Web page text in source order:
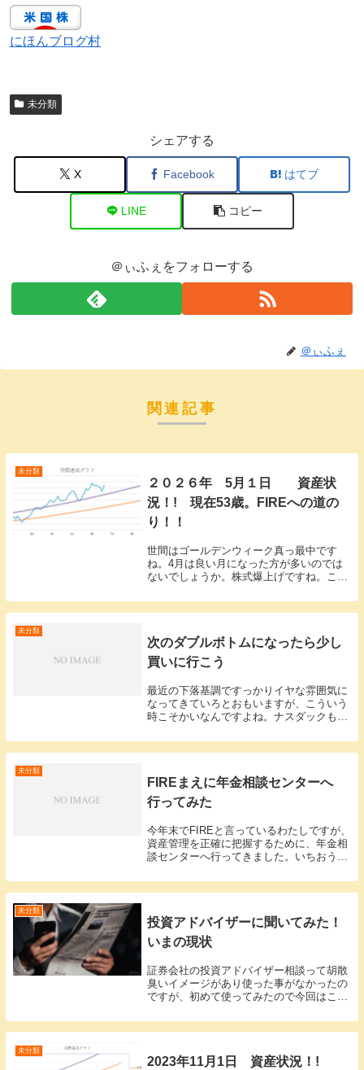
にほんブログ村
未分類
シェアする
X Facebook はてブ
LINE コピー
＠ぃふぇをフォローする
＠ぃふぇ
関連記事
未分類
２０２６年 5月１日 資産状
況！! 現在53歳。FIREへの道の
り！！
世間はゴールデンウィーク真っ最中です
ね。4月は良い月になった方が多いのでは
ないでしょうか。株式爆上げですね。これ
は、今月の資産状況から１億１３８４万７
５１１円（先月より９．4％上昇 ９７７
未分類
次のダブルボトムになったら少し
買いに行こう
最近の下落基調ですっかりイヤな雰囲気に
なってきていろとおもいますが、こういう
時こそかいなんですよね。ナスダックも次
って、ナスダックを買おうかと思います。
少しづつね、こうやって買い増す。今まで
未分類
FIREまえに年金相談センターへ
行ってみた
今年末でFIREと言っているわたしですが、
資産管理を正確に把握するために、年金相
談センターへ行ってきました。いちおう、
が、細かい確定金額を知る為に専門家に聞
いてみるのが一番ではないかと思いいった
未分類
投資アドバイザーに聞いてみた！
いまの現状
証券会社の投資アドバイザー相談って胡散
臭いイメージがあり使った事がなかったの
ですが、初めて使ってみたので今回はこの
について総資産額を伝えて、あと何年で
fire予定なのか、あとその後の支出を伝え
未分類
2023年11月1日 資産状況！!